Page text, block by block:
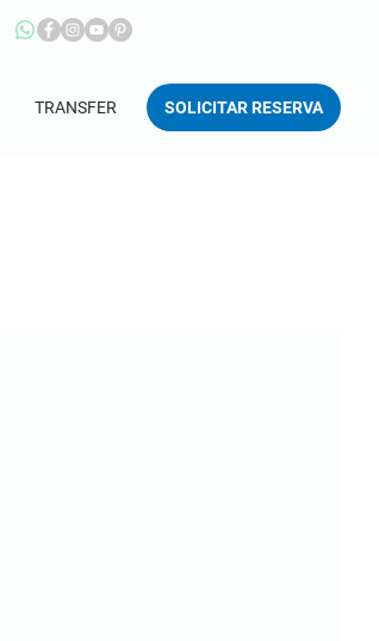
TRANSFER SOLICITAR RESERVA